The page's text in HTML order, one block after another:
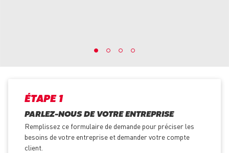
ÉTAPE 1
PARLEZ-NOUS DE VOTRE ENTREPRISE
Remplissez ce formulaire de demande pour préciser les
besoins de votre entreprise et demander votre compte
client.